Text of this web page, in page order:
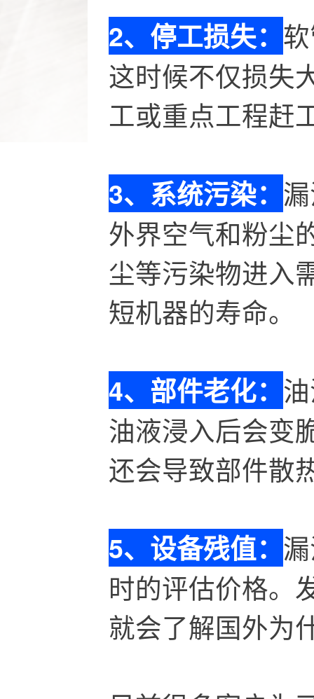
2、停工损失：
这时候不仅损失
工或重点工程赶
3、系统污染：
外界空气和粉尘
尘等污染物进入
短机器的寿命。
4、部件老化：
油液浸入后会变
还会导致部件散
5、设备残值：
时的评估价格。
就会了解国外为